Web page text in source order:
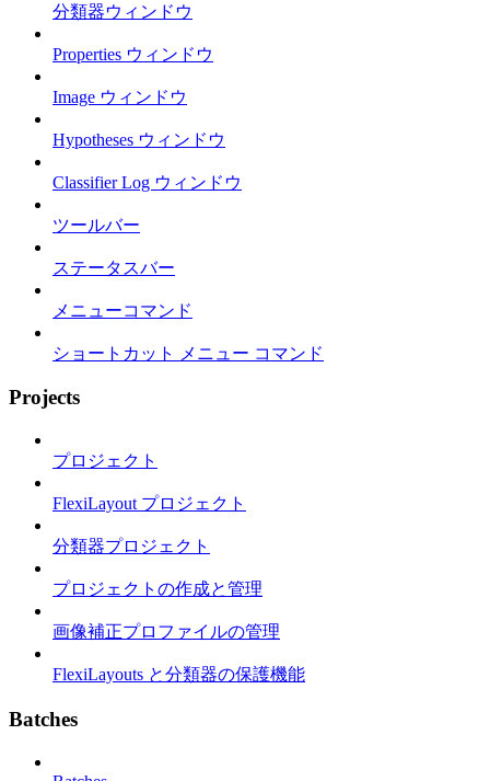
分類器ウィンドウ
Properties ウィンドウ
Image ウィンドウ
Hypotheses ウィンドウ
Classifier Log ウィンドウ
ツールバー
ステータスバー
メニューコマンド
ショートカット メニュー コマンド
Projects
プロジェクト
FlexiLayout プロジェクト
分類器プロジェクト
プロジェクトの作成と管理
画像補正プロファイルの管理
FlexiLayouts と分類器の保護機能
Batches